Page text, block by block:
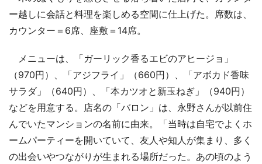
ー越しに会話と料理を楽しめる空間に仕上げた。席数は、
カウンター＝6席、座敷＝14席。
メニューは、「ガーリック香るエビのアヒージョ」
（970円）、「アジフライ」（660円）、「アボカド香味
サラダ」（640円）、「本カツオと新玉ねぎ」（940円）
などを用意する。店名の「バロン」は、永野さんが以前住
んでいたマンションの名前に由来。「当時は自宅でよくホ
ームパーティーを開いていて、友人や知人が集まり、多く
の出会いやつながりが生まれる場所だった。あの頃のよう